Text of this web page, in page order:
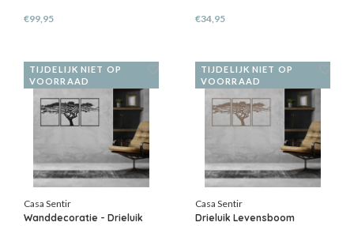
€99,95 €34,95
TIJDELIJK NIET OP
VOORRAAD
Casa Sentir
Wanddecoratie - Drieluik
TIJDELIJK NIET OP
VOORRAAD
Casa Sentir
Drieluik Levensboom